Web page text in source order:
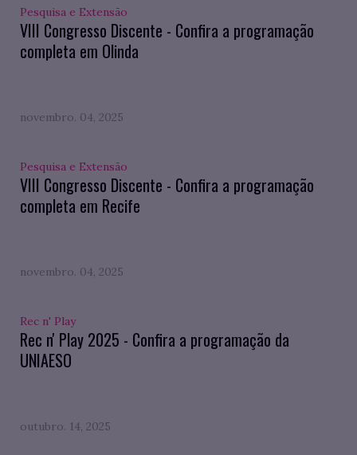
Pesquisa e Extensão
VIII Congresso Discente - Confira a programação
completa em Olinda
novembro. 04, 2025
Pesquisa e Extensão
VIII Congresso Discente - Confira a programação
completa em Recife
novembro. 04, 2025
Rec n' Play
Rec n' Play 2025 - Confira a programação da
UNIAESO
outubro. 14, 2025